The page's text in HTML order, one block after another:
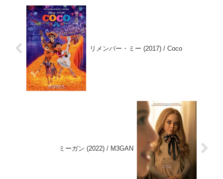
も、共に事件の謎へとせまる。な
ぜみた初回は公開当時に劇場で。
リメンバー・ミー (2017) / Coco
ミーガン (2022) / M3GAN